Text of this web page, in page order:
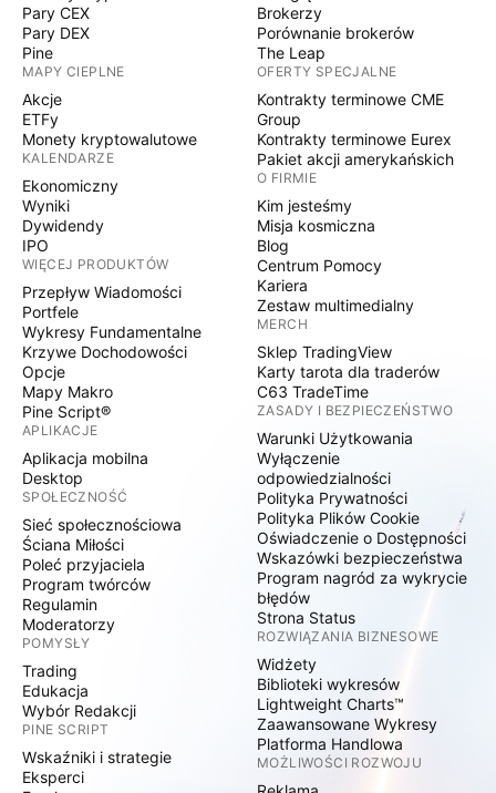
Pary CEX
Pary DEX
Pine
MAPY CIEPLNE
Akcje
ETFy
Monety kryptowalutowe
KALENDARZE
Ekonomiczny
Wyniki
Dywidendy
IPO
WIĘCEJ PRODUKTÓW
Przepływ Wiadomości
Portfele
Wykresy Fundamentalne
Krzywe Dochodowości
Opcje
Mapy Makro
Pine Script®
APLIKACJE
Aplikacja mobilna
Desktop
SPOŁECZNOŚĆ
Sieć społecznościowa
Ściana Miłości
Poleć przyjaciela
Program twórców
Regulamin
Moderatorzy
POMYSŁY
Trading
Edukacja
Wybór Redakcji
PINE SCRIPT
Wskaźniki i strategie
Eksperci
Brokerzy
Porównanie brokerów
The Leap
OFERTY SPECJALNE
Kontrakty terminowe CME
Group
Kontrakty terminowe Eurex
Pakiet akcji amerykańskich
O FIRMIE
Kim jesteśmy
Misja kosmiczna
Blog
Centrum Pomocy
Kariera
Zestaw multimedialny
MERCH
Sklep TradingView
Karty tarota dla traderów
C63 TradeTime
ZASADY I BEZPIECZEŃSTWO
Warunki Użytkowania
Wyłączenie
odpowiedzialności
Polityka Prywatności
Polityka Plików Cookie
Oświadczenie o Dostępności
Wskazówki bezpieczeństwa
Program nagród za wykrycie
błędów
Strona Status
ROZWIĄZANIA BIZNESOWE
Widżety
Biblioteki wykresów
Lightweight Charts™
Zaawansowane Wykresy
Platforma Handlowa
MOŻLIWOŚCI ROZWOJU